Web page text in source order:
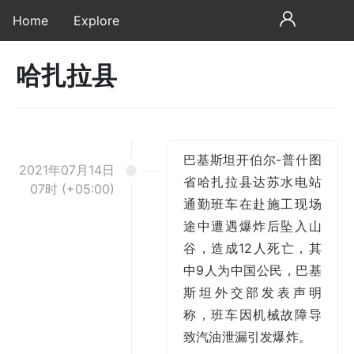
Home Explore
哈扎拉县
2021年07月14日
07时 (+05:00)
巴基斯坦开伯尔-普什图
省哈扎拉县达苏水电站
通勤班车在赴施工现场
途中遭遇爆炸后坠入山
谷，造成12人死亡，其
中9人为中国公民，巴基
斯坦外交部发表声明
称，班车因机械故障导
致汽油泄漏引发爆炸。